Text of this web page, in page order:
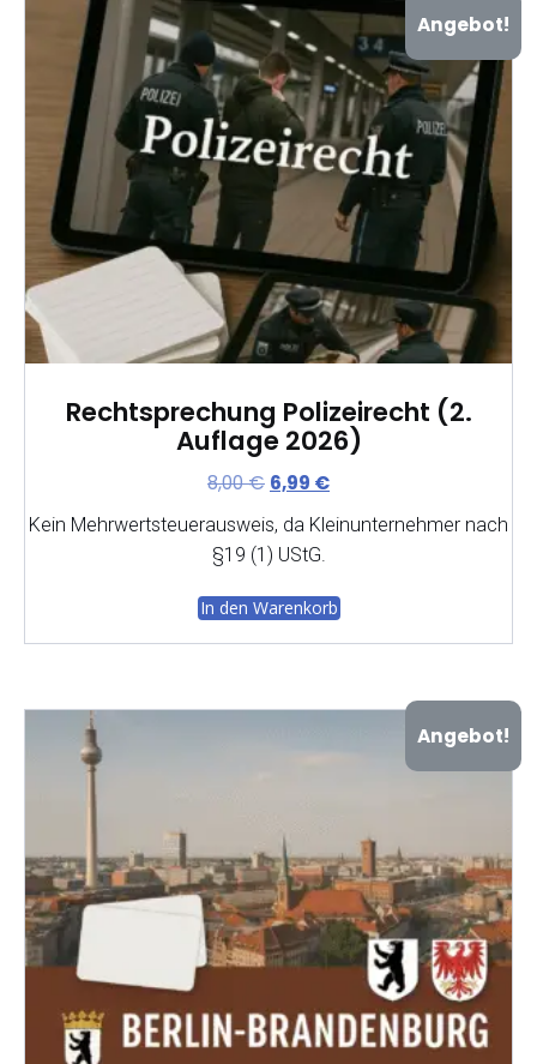
Angebot!
Rechtsprechung Polizeirecht (2.
Auflage 2026)
8,00€ Ursprünglicher
war:
8,00 €
6,99 €Aktueller
ist:
Kein Mehrwertsteuerausweis, da Kleinunternehmer nach
§19 (1) UStG.
In den Warenkorb
Angebot!